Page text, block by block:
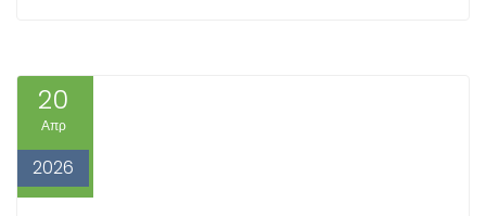
20
Απρ
2026